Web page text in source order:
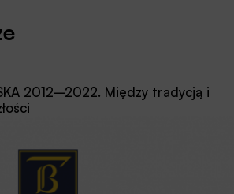
2012–2022. Między tradycją i